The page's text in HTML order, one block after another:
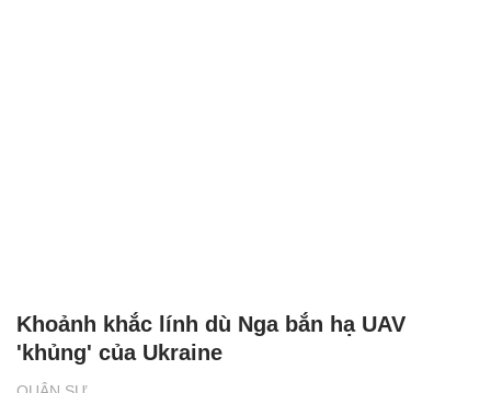
Khoảnh khắc lính dù Nga bắn hạ UAV
'khủng' của Ukraine